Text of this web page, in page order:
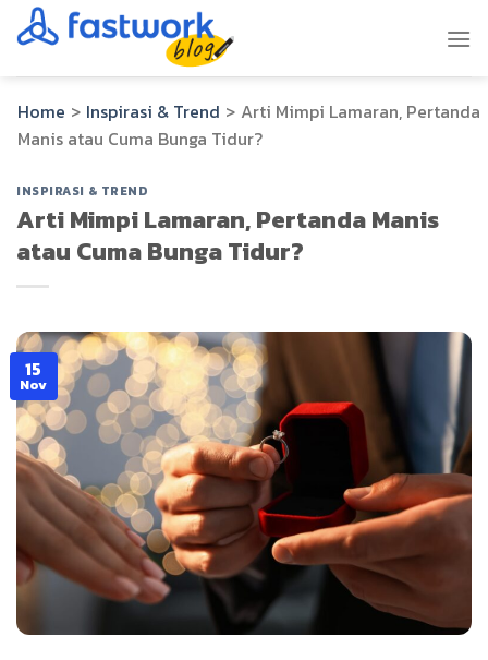
Skip
to
Home > Inspirasi & Trend > Arti Mimpi Lamaran, Pertanda
Manis atau Cuma Bunga Tidur?
INSPIRASI & TREND
Arti Mimpi Lamaran, Pertanda Manis
atau Cuma Bunga Tidur?
15
Nov